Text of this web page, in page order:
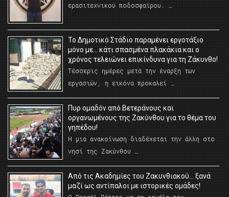
ερασιτεχνικού ποδοσφαίρου. …
Το Δημοτικό Στάδιο παραμένει εργοτάξιο
μόνο με… κάτι σπασμένα πλακάκια και ο
χρόνος τελειώνει επικίνδυνα για τη Ζάκυνθο!
Τέσσερις ημέρες μετά την έναρξη των
εργασιών, η εικόνα προκαλεί …
Πυρ ομαδόν από Βετεράνους και
οργανωμένους της Ζακύνθου για το θέμα του
γηπέδου!
Η μια ανακοίνωση διαδέχεται την άλλη στο
νησί της Ζακύνθου …
Από τις Ακαδημίες του Ζακυνθιακού… ξανά
μαζί ως αντίπαλοι με ιστορικές ομάδες!